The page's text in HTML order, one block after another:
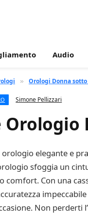
Audio
» Orologi Donna sotto
Simone Pellizzari
Orologio
elegante e
sfoggia un
comfort. Con una
Non perderti